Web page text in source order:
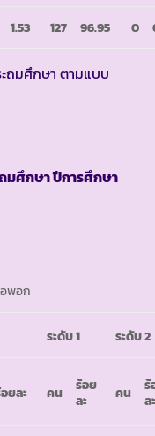
1.53 127 96.95 0
ถมศึกษา ตามแบบ
มศึกษา ปีการศึกษา
พอก
ระดับ1 ระดับ2
ยละ คน
ร้อย
ละ
คน
ร้
ล